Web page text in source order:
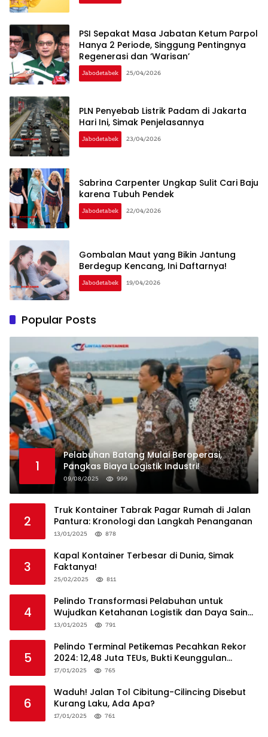
PSI Sepakat Masa Jabatan Ketum Parpol
Hanya 2 Periode, Singgung Pentingnya
Regenerasi dan ‘Warisan’
Jabodetabek 25/04/2026
PLN Penyebab Listrik Padam di Jakarta
Hari Ini, Simak Penjelasannya
Jabodetabek 23/04/2026
Sabrina Carpenter Ungkap Sulit Cari Baju
karena Tubuh Pendek
Jabodetabek 22/04/2026
Gombalan Maut yang Bikin Jantung
Berdegup Kencang, Ini Daftarnya!
Jabodetabek 19/04/2026
Popular Posts
1
Pelabuhan Batang Mulai Beroperasi,
Pangkas Biaya Logistik Industri!
09/08/2025 999
2
Truk Kontainer Tabrak Pagar Rumah di Jalan
Pantura: Kronologi dan Langkah Penanganan
13/01/2025 878
3
Kapal Kontainer Terbesar di Dunia, Simak
Faktanya!
25/02/2025 811
4
Pelindo Transformasi Pelabuhan untuk
Wujudkan Ketahanan Logistik dan Daya Saing
Global
13/01/2025 791
5
Pelindo Terminal Petikemas Pecahkan Rekor
2024: 12,48 Juta TEUs, Bukti Keunggulan
Logistik Nasional
17/01/2025 765
6
Waduh! Jalan Tol Cibitung-Cilincing Disebut
Kurang Laku, Ada Apa?
17/01/2025 761